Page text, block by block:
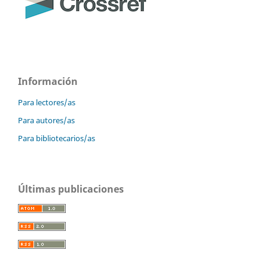
Información
Para lectores/as
Para autores/as
Para bibliotecarios/as
Últimas publicaciones